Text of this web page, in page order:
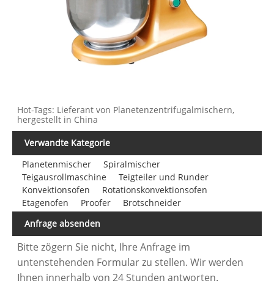
Hot-Tags: Lieferant von Planetenzentrifugalmischern,
hergestellt in China
Verwandte Kategorie
Planetenmischer
Spiralmischer
Teigausrollmaschine
Teigteiler und Runder
Konvektionsofen
Rotationskonvektionsofen
Etagenofen
Proofer
Brotschneider
Anfrage absenden
Bitte zögern Sie nicht, Ihre Anfrage im
untenstehenden Formular zu stellen. Wir werden
Ihnen innerhalb von 24 Stunden antworten.